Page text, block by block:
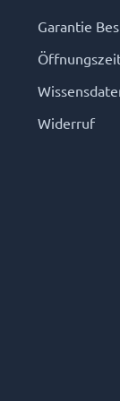
individuell
und
gleichmäßige
mit 24 Volt.
Sie können
- Mit einer
Fernbedienung-
App- Mit
mit Somfy IO
IO-gesteuerte
müssen. Diese
250 Watt
Sie LED-
250-Watt-
zu 250 Watt
pro Meter. Wenn
der 75-Watt-
Garantie
Widerruf